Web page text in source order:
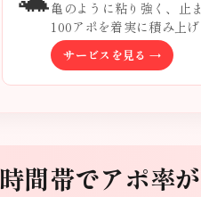
亀のように粘り強く、止
100アポを着実に積み上げ
サービスを見る →
時間帯でアポ率